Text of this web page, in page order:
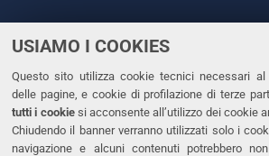
USIAMO I COOKIES
Questo sito utilizza cookie tecnici necessari al
delle pagine, e cookie di profilazione di terze
tutti i cookiesi acconsente all’utilizzo dei cookie
Chiudendo il banner verranno utilizzati solo i
navigazione e alcuni contenuti potrebbero
CONTATTI
Tel. +39 0532 293111
Fax. +39 0532 293031
PEC